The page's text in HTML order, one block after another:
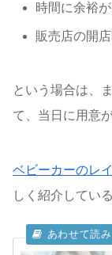
時間に余裕
販売店の開
という場合は、
て、当日に用意
ベビーカーのレ
しく紹介してい